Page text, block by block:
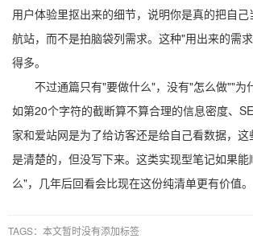
用户体验里抠出来的细节，说明你是真的把自
航站，而不是拍脑袋列需求。这种"用出来的需
得多。
不过通篇只有"要做什么"，没有"怎么做""为
如第20个字符的截断算不算合理的信息密度、
家和爱站网是为了给访客还是给自己看数据，
是清楚的，但没写下来。这类实现型笔记如果
么"，几年后回看会比现在这份纯清单更有价值。
TAGS：本文暂时没有添加标签